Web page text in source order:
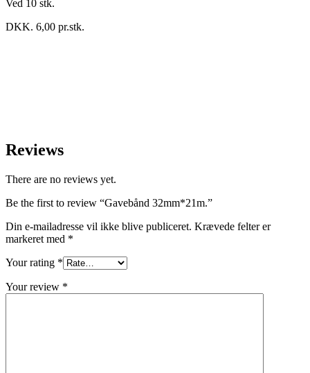
Ved 10 stk.
DKK. 6,00 pr.stk.
Reviews
There are no reviews yet.
Be the first to review “Gavebånd 32mm*21m.”
Din e-mailadresse vil ikke blive publiceret. Krævede felter er
markeret med *
Your rating *
Your review *